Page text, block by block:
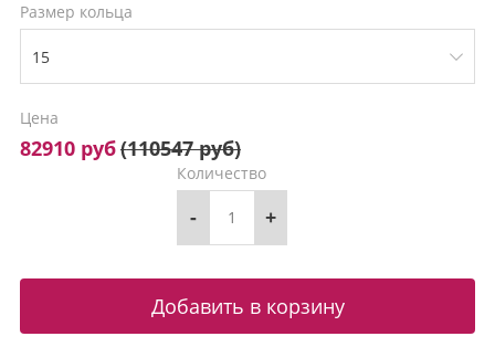
Размер кольца
Цена
82910 руб(110547 руб)
Количество
- +